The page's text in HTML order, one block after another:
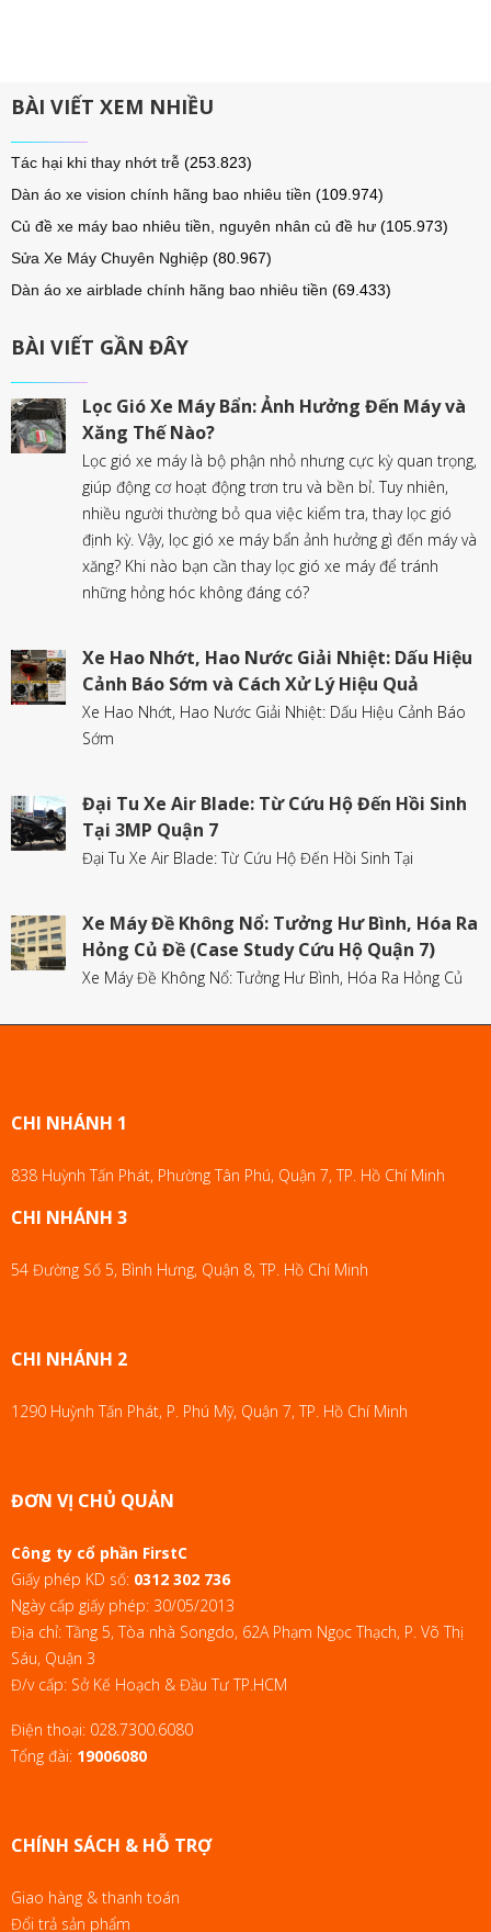
BÀI VIẾT XEM NHIỀU
Tác hại khi thay nhớt trễ (253.823)
Dàn áo xe vision chính hãng bao nhiêu tiền (109.974)
Củ đề xe máy bao nhiêu tiền, nguyên nhân củ đề hư (105.973)
Sửa Xe Máy Chuyên Nghiệp (80.967)
Dàn áo xe airblade chính hãng bao nhiêu tiền (69.433)
BÀI VIẾT GẦN ĐÂY
Lọc Gió Xe Máy Bẩn: Ảnh Hưởng Đến Máy và
Xăng Thế Nào?
Lọc gió xe máy là bộ phận nhỏ nhưng cực kỳ quan trọng,
giúp động cơ hoạt động trơn tru và bền bỉ. Tuy nhiên,
nhiều người thường bỏ qua việc kiểm tra, thay lọc gió
định kỳ. Vậy, lọc gió xe máy bẩn ảnh hưởng gì đến máy và
xăng? Khi nào bạn cần thay lọc gió xe máy để tránh
những hỏng hóc không đáng có?
Xe Hao Nhớt, Hao Nước Giải Nhiệt: Dấu Hiệu
Cảnh Báo Sớm và Cách Xử Lý Hiệu Quả
Xe Hao Nhớt, Hao Nước Giải Nhiệt: Dấu Hiệu Cảnh Báo
Sớm
Đại Tu Xe Air Blade: Từ Cứu Hộ Đến Hồi Sinh
Tại 3MP Quận 7
Đại Tu Xe Air Blade: Từ Cứu Hộ Đến Hồi Sinh Tại
Xe Máy Đề Không Nổ: Tưởng Hư Bình, Hóa Ra
Hỏng Củ Đề (Case Study Cứu Hộ Quận 7)
Xe Máy Đề Không Nổ: Tưởng Hư Bình, Hóa Ra Hỏng Củ
CHI NHÁNH 1
838 Huỳnh Tấn Phát, Phường Tân Phú, Quận 7, TP. Hồ Chí Minh
CHI NHÁNH 3
54 Đường Số 5, Bình Hưng, Quận 8, TP. Hồ Chí Minh
CHI NHÁNH 2
1290 Huỳnh Tấn Phát, P. Phú Mỹ, Quận 7, TP. Hồ Chí Minh
ĐƠN VỊ CHỦ QUẢN
Công ty cổ phần FirstC
Giấy phép KD số: 0312 302 736
Ngày cấp giấy phép: 30/05/2013
Địa chỉ: Tầng 5, Tòa nhà Songdo, 62A Phạm Ngọc Thạch, P. Võ Thị
Sáu, Quận 3
Đ/v cấp: Sở Kế Hoạch & Đầu Tư TP.HCM
Điện thoại: 028.7300.6080
Tổng đài: 19006080
CHÍNH SÁCH & HỖ TRỢ
Giao hàng & thanh toán
Đổi trả sản phẩm